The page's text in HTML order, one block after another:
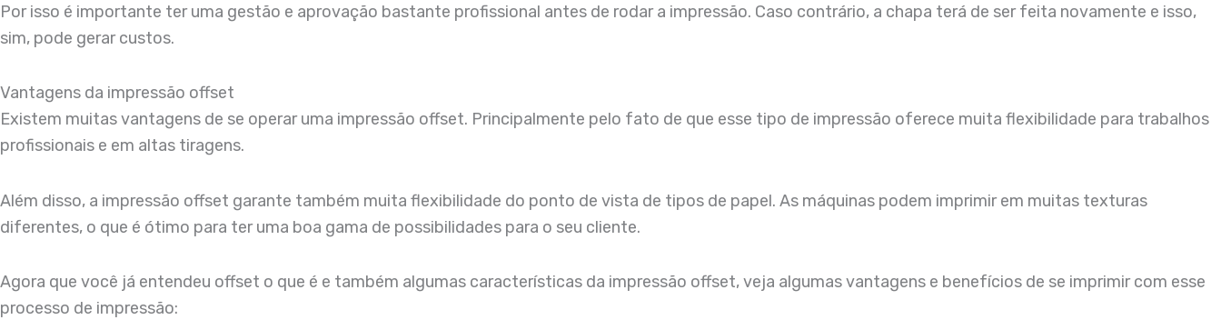
Por isso é importante ter uma gestão e aprovação bastante profissional antes de rodar a impressão. Caso contrário, a chapa terá de ser feita novamente e isso,
sim, pode gerar custos.
Vantagens da impressão offset
Existem muitas vantagens de se operar uma impressão offset. Principalmente pelo fato de que esse tipo de impressão oferece muita flexibilidade para trabalhos
profissionais e em altas tiragens.
Além disso, a impressão offset garante também muita flexibilidade do ponto de vista de tipos de papel. As máquinas podem imprimir em muitas texturas
diferentes, o que é ótimo para ter uma boa gama de possibilidades para o seu cliente.
Agora que você já entendeu offset o que é e também algumas características da impressão offset, veja algumas vantagens e benefícios de se imprimir com esse
processo de impressão: